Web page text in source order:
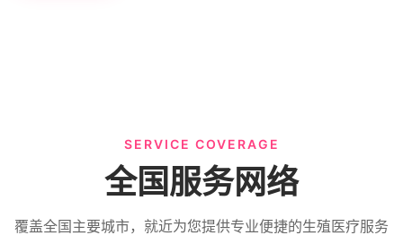
SERVICE COVERAGE
全国服务网络
覆盖全国主要城市，就近为您提供专业便捷的生殖医疗服务